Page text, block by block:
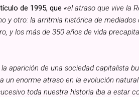
de 1995, que «el atraso que vive la
y otro: la arritmia histórica de
y los más de 350 años de vida
aparición de una sociedad capitalista
un enorme atraso en la evolución
toda nuestra historia iba a estar